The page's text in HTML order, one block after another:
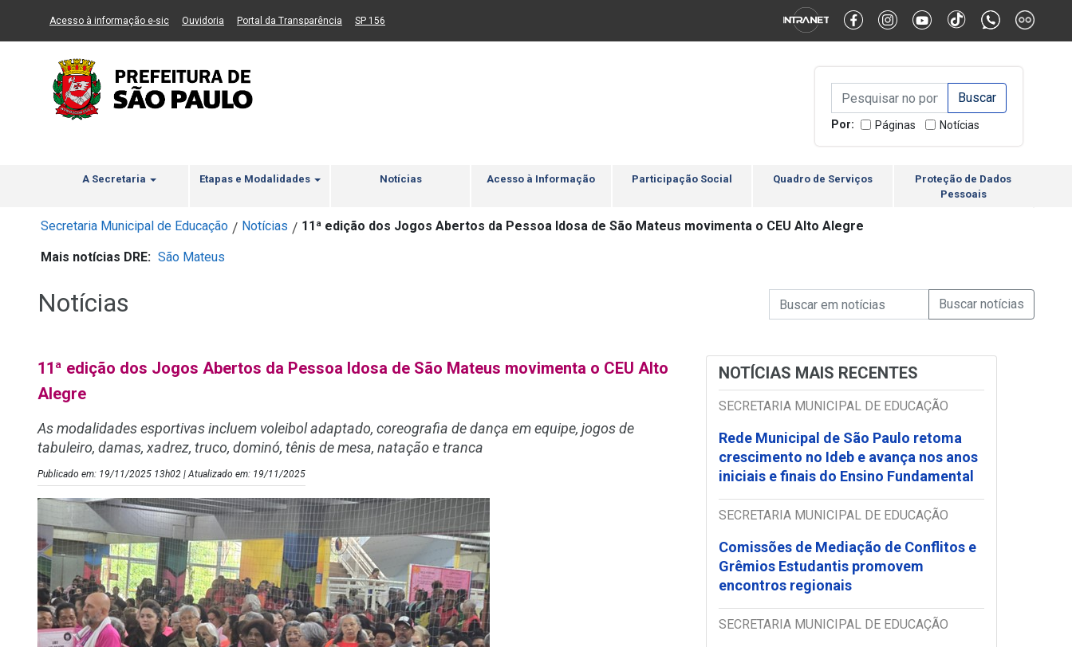
Ir ao Conteúdo Ir para menu principal 2 Ir para busca Ir para rodapé Alternar Alto Contraste Alternar Tamanho da Fonte
Acesso à informação e-sic(Link para um novo sítio)
Ouvidoria (Link para um novo sítio)
Portal da Transparência (Link para um novo sítio)
SP 156
Campo de Busca de
Campo de Busca de informaçõesEnviar a Busca
Por: Páginas Notícias
A Secretaria Etapas e Modalidades Notícias Acesso à Informação Participação Social Quadro de Serviços
Proteção de Dados
Pessoais
Secretaria Municipal de Educação / Notícias / 11ª edição dos Jogos Abertos da Pessoa Idosa de São Mateus movimenta o CEU Alto Alegre
Mais notícias DRE: São Mateus
Notícias Campo de Busca de Notícias
Campo de Busca de informaçõesEnviar a Busca de
11ª edição dos Jogos Abertos da Pessoa Idosa de São Mateus movimenta o CEU Alto
Alegre
As modalidades esportivas incluem voleibol adaptado, coreografia de dança em equipe, jogos de
tabuleiro, damas, xadrez, truco, dominó, tênis de mesa, natação e tranca
Publicado em: 19/11/2025 13h02 | Atualizado em: 19/11/2025
NOTÍCIAS MAIS RECENTES
SECRETARIA MUNICIPAL DE EDUCAÇÃO
Rede Municipal de São Paulo retoma
crescimento no Ideb e avança nos anos
iniciais e finais do Ensino Fundamental
SECRETARIA MUNICIPAL DE EDUCAÇÃO
Comissões de Mediação de Conflitos e
Grêmios Estudantis promovem
encontros regionais
SECRETARIA MUNICIPAL DE EDUCAÇÃO